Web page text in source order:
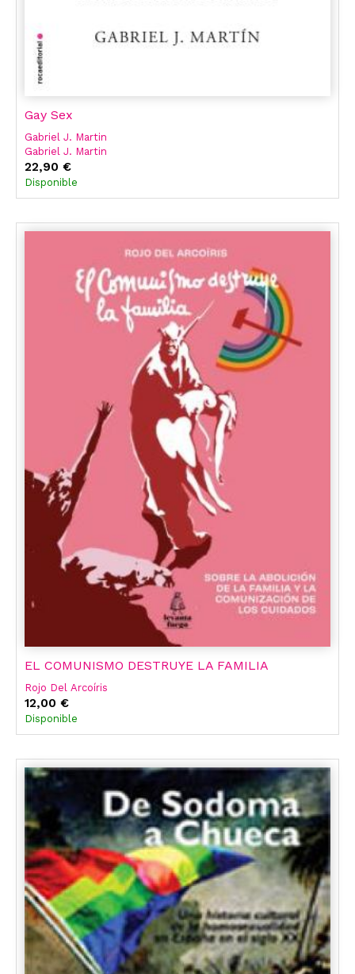
Gay Sex
Gabriel J. Martin
Gabriel J. Martin
22,90 €
Disponible
EL COMUNISMO DESTRUYE LA FAMILIA
Rojo Del Arcoíris
12,00 €
Disponible